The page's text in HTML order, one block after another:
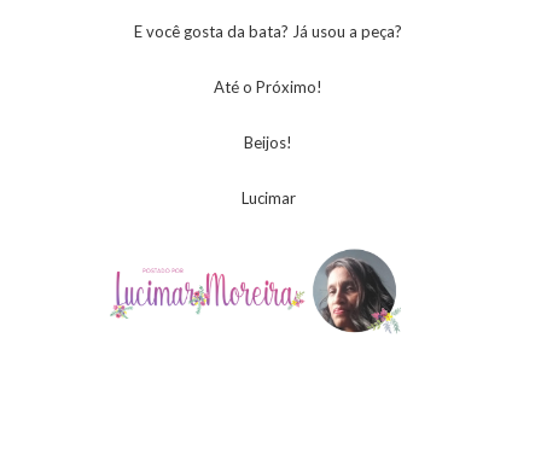
E você gosta da bata? Já usou a peça?
Até o Próximo!
Beijos!
Lucimar